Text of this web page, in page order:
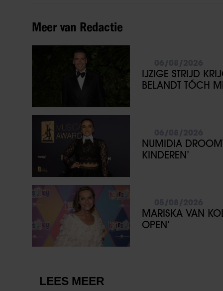
Meer van Redactie
IJZIGE STRIJD
BELANDT TÓCH
NUMIDIA
KINDEREN’
MARISKA VAN
OPEN’